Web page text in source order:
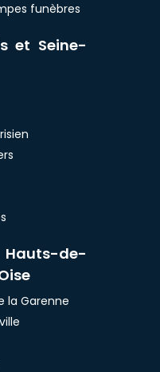
funèbres
et Seine-
de-
la Garenne